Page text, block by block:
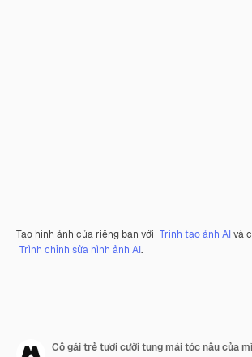
Tạo hình ảnh của riêng bạn với Trình tạo ảnh AIvà
Trình chỉnh sửa hình ảnh AI.
Cô gái trẻ tươi cười tung mái tóc nâu của